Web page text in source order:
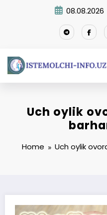
08.08.2026
Uch oylik
Home Uch oylik